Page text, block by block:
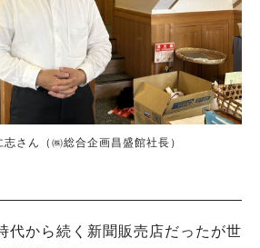
さん（㈱総合企画昌盛館社長）
代から続く新聞販売店だったが世